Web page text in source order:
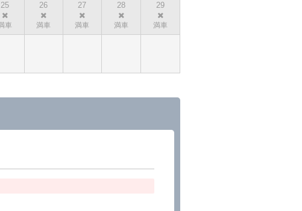
25 26 27 28 29